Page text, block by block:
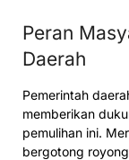
Peran
Daerah
Pemerintah
memberikan
pemulihan ini.
bergotong